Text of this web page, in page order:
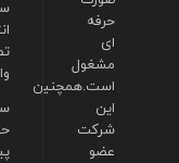
حرفه
ای
مشغول
است.همچنین
این
شرکت
عضو